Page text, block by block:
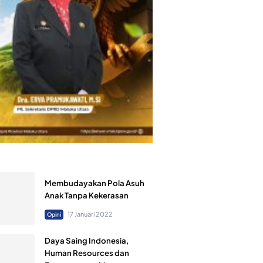
Membudayakan Pola Asuh
Anak Tanpa Kekerasan
Opini 17 Januari 2022
Daya Saing Indonesia,
Human Resources dan